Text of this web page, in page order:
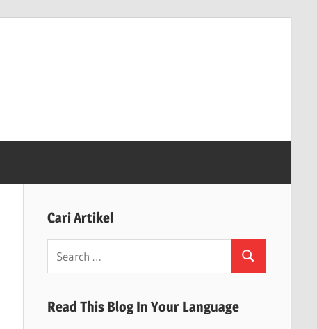
Cari Artikel
Search
Read This Blog In Your Language